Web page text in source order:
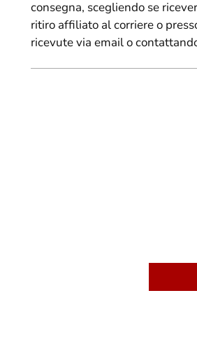
consegna, scegliendo se
ritiro affiliato al corriere o
ricevute via email o